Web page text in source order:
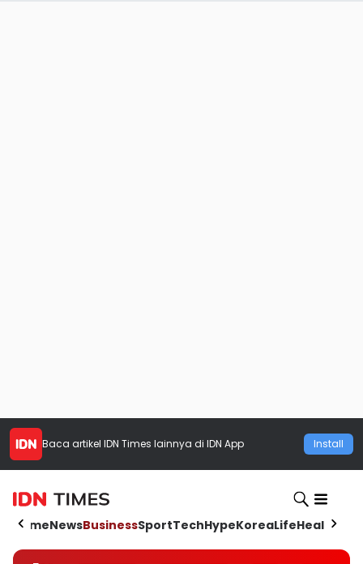
Baca artikel IDN Times lainnya di IDN App Install
HomeNewsBusinessSportTechHypeKoreaLifeHealth